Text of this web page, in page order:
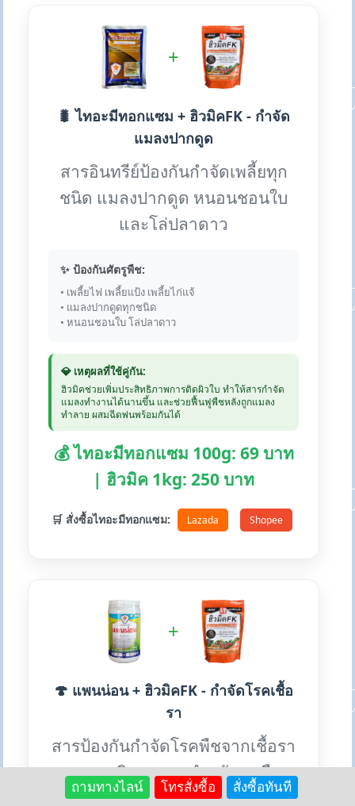
+
🐛 ไทอะมีทอกแซม + ฮิวมิคFK - กำจัด
แมลงปากดูด
สารอินทรีย์ป้องกันกำจัดเพลี้ยทุก
ชนิด แมลงปากดูด หนอนชอนใบ
และโล่ปลาดาว
✨ ป้องกันศัตรูพืช:
• เพลี้ยไฟ เพลี้ยแป้ง เพลี้ยไก่แจ้
• แมลงปากดูดทุกชนิด
• หนอนชอนใบ โล่ปลาดาว
💎 เหตุผลที่ใช้คู่กัน:
ฮิวมิคช่วยเพิ่มประสิทธิภาพการติดผิวใบ ทำให้สารกำจัด
แมลงทำงานได้นานขึ้น และช่วยฟื้นฟูพืชหลังถูกแมลง
ทำลาย ผสมฉีดพ่นพร้อมกันได้
💰 ไทอะมีทอกแซม 100g: 69 บาท
| ฮิวมิค 1kg: 250 บาท
🛒 สั่งซื้อไทอะมีทอกแซม: Lazada Shopee
+
🍄 แพนน่อน + ฮิวมิคFK - กำจัดโรคเชื้อ
รา
สารป้องกันกำจัดโรคพืชจากเชื้อรา
หลายชนิด เหมาะสำหรับทุกพืช
ใช้ได้ตลอดปี
ถามทางไลน์ โทรสั่งซื้อ สั่งซื้อทันที